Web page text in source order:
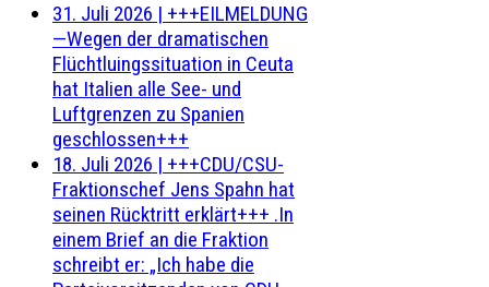
31. Juli 2026 | +++EILMELDUNG
—Wegen der dramatischen
Flüchtluingssituation in Ceuta
hat Italien alle See- und
Luftgrenzen zu Spanien
geschlossen+++
18. Juli 2026 | +++CDU/CSU-
Fraktionschef Jens Spahn hat
seinen Rücktritt erklärt+++ .In
einem Brief an die Fraktion
schreibt er: „Ich habe die